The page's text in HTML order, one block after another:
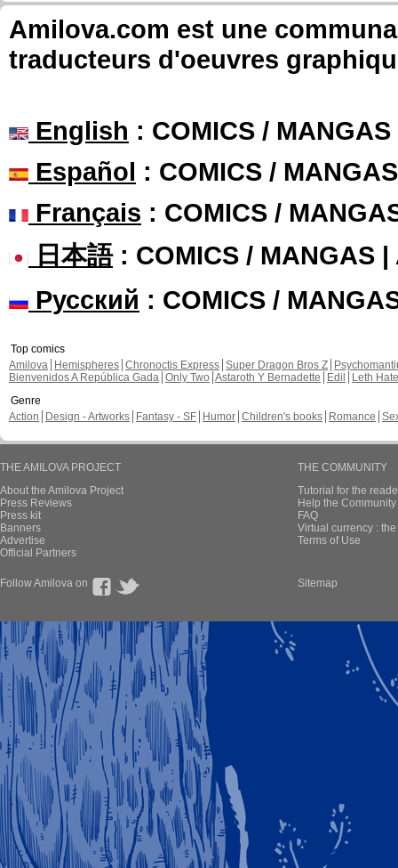
Amilova.com est une
traducteurs d'oeuvres
English : COMICS /
Español : COMICS /
Français : COMICS /
日本語: COMICS / MANGAS |
Русский : COMICS /
Top comics
Amilova
Hemispheres Chronoctis Express Super Dragon Bros Z
Bienvenidos A República Gada Only Two Astaroth Y Bernadette Edil
Leth Hate
Genre
Action
Design - Artworks Fantasy - SF Humor Children's books Romance
THE AMILOVA PROJECT
About the Amilova Project
Press Reviews
Press kit
Banners
Advertise
Official Partners
THE COMMUNITY
Tutorial for the
Help the
FAQ
Virtual currency :
Terms of Use
Follow Amilova on Sitemap